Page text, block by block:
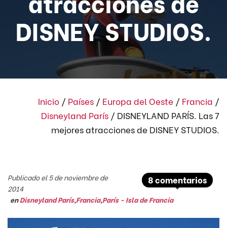
DISNEY STUDIOS.
Inicio / Países / Europa del Oeste / Francia /
Disneyland París / DISNEYLAND PARÍS. Las 7
mejores atracciones de DISNEY STUDIOS.
8 comentarios
Publicado el 5 de noviembre de
2014
enDisneyland París,Francia,París - Isla de Francia